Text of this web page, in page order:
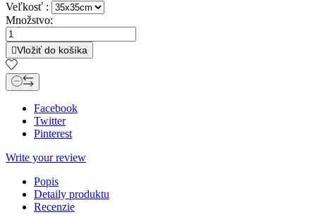
Veľkosť :
Množstvo:
Vložiť do košíka
Facebook
Twitter
Pinterest
Write your review
Popis
Detaily produktu
Recenzie